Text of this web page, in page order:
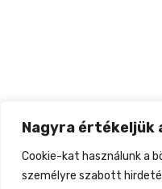
Nagyra értékeljük
Cookie-kat használunk a
személyre szabott